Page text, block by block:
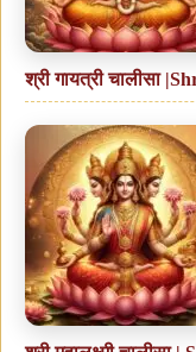
श्री गायत्री चालीसा